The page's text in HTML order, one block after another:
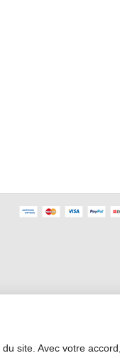
site. Avec votre